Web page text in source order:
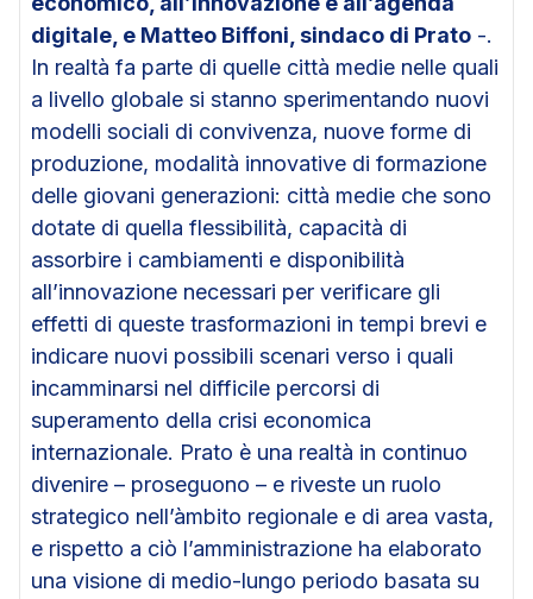
digitale, e Matteo Biffoni, sindaco di Prato -.
In realtà fa parte di quelle città medie nelle quali
a livello globale si stanno sperimentando nuovi
modelli sociali di convivenza, nuove forme di
produzione, modalità innovative di formazione
delle giovani generazioni: città medie che sono
dotate di quella flessibilità, capacità di
assorbire i cambiamenti e disponibilità
all’innovazione necessari per verificare gli
effetti di queste trasformazioni in tempi brevi e
indicare nuovi possibili scenari verso i quali
incamminarsi nel difficile percorsi di
superamento della crisi economica
internazionale. Prato è una realtà in continuo
divenire – proseguono – e riveste un ruolo
strategico nell’àmbito regionale e di area vasta,
e rispetto a ciò l’amministrazione ha elaborato
una visione di medio-lungo periodo basata su